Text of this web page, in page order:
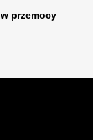
przemocy